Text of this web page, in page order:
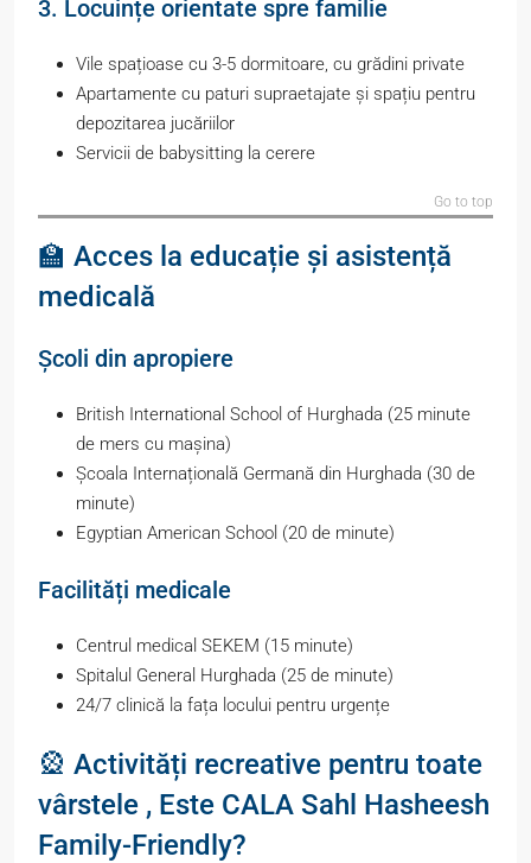
3. Locuințe orientate spre familie
Vile spațioase cu 3-5 dormitoare, cu grădini private
Apartamente cu paturi supraetajate și spațiu pentru
depozitarea jucăriilor
Servicii de babysitting la cerere
Go to top
🏫 Acces la educație și asistență
medicală
Școli din apropiere
British International School of Hurghada (25 minute
de mers cu mașina)
Școala Internațională Germană din Hurghada (30 de
minute)
Egyptian American School (20 de minute)
Facilități medicale
Centrul medical SEKEM (15 minute)
Spitalul General Hurghada (25 de minute)
24/7 clinică la fața locului pentru urgențe
🎡 Activități recreative pentru toate
vârstele , Este CALA Sahl Hasheesh
Family-Friendly?